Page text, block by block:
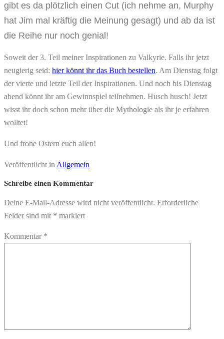
gibt es da plötzlich einen Cut (ich nehme an, Murphy
hat Jim mal kräftig die Meinung gesagt) und ab da ist
die Reihe nur noch genial!
Soweit der 3. Teil meiner Inspirationen zu Valkyrie. Falls ihr jetzt
neugierig seid: hier könnt ihr das Buch bestellen. Am Dienstag folgt
der vierte und letzte Teil der Inspirationen. Und noch bis Dienstag
abend könnt ihr am Gewinnspiel teilnehmen. Husch husch! Jetzt
wisst ihr doch schon mehr über die Mythologie als ihr je erfahren
wolltet!
Und frohe Ostern euch allen!
Veröffentlicht in Allgemein
Schreibe einen Kommentar
Deine E-Mail-Adresse wird nicht veröffentlicht. Erforderliche
Felder sind mit * markiert
Kommentar *